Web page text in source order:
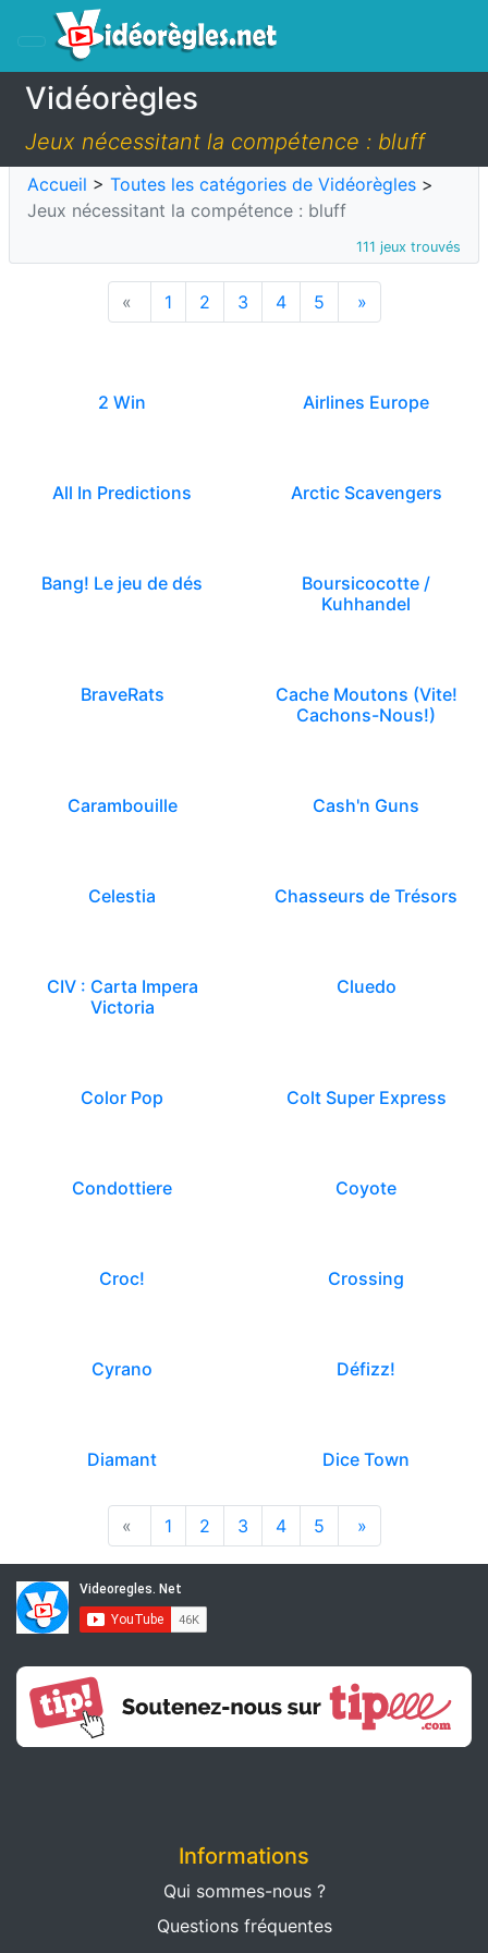
Vidéorègles
Jeux nécessitant la compétence : bluff
Accueil > Toutes les catégories de Vidéorègles >
Jeux nécessitant la compétence : bluff
111 jeux trouvés
« 1 2 3 4 5 »
2 Win Airlines Europe
All In Predictions Arctic Scavengers
Bang! Le jeu de dés
Boursicocotte /
Kuhhandel
BraveRats
Cache Moutons (Vite!
Cachons-Nous!)
Carambouille Cash'n Guns
Celestia Chasseurs de Trésors
CIV : Carta Impera
Victoria
Cluedo
Color Pop Colt Super Express
Condottiere Coyote
Croc! Crossing
Cyrano Défizz!
Diamant Dice Town
« 1 2 3 4 5 »
Informations
Qui sommes-nous ?
Questions fréquentes